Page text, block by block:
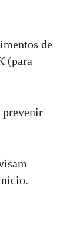
de
(para
prevenir